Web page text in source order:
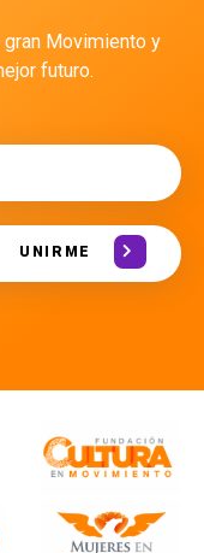
Movimiento y
futuro.
UNIRME